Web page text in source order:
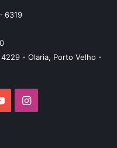
no judiciário e no
rápido, econômico
pessoais de
na execução
6319
- Olaria, Porto Velho -
YouTubeInstagram